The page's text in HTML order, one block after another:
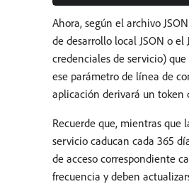
Ahora, según el archivo
de desarrollo local JSON o el
credenciales de servicio) que
ese parámetro de línea de
aplicación derivará un token
Recuerde que, mientras que
servicio caducan cada 365
de acceso correspondiente
frecuencia y deben